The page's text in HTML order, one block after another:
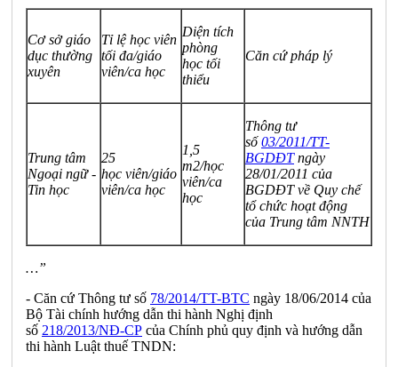
Cơ sở giáo
dục thường
xuyên
Tỉ lệ học viên
tối đa/giáo
viên/ca học
Diện tích
phòng
học tối
thiểu
Căn cứ pháp lý
Trung tâm
Ngoại ngữ -
Tin học
25
học viên/giáo
viên/ca học
1,5
m2/học
viên/ca
học
Thông tư
số 03/2011/TT-
BGDĐTngày
28/01/2011 của
BGDĐT về Quy chế
tổchức hoạt động
của Trung tâm NNTH
…”
- Căn cứ Thông tư số 78/2014/TT-BTC ngày 18/06/2014 của
Bộ Tài chính hướng dẫn thi hành Nghị định
số 218/2013/NĐ-CP của Chính phủ quy định và hướng dẫn
thi hành Luật thuế TNDN: